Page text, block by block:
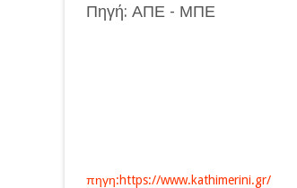
Πηγή: ΑΠΕ - ΜΠΕ
πηγη:https://www.kathimerini.gr/